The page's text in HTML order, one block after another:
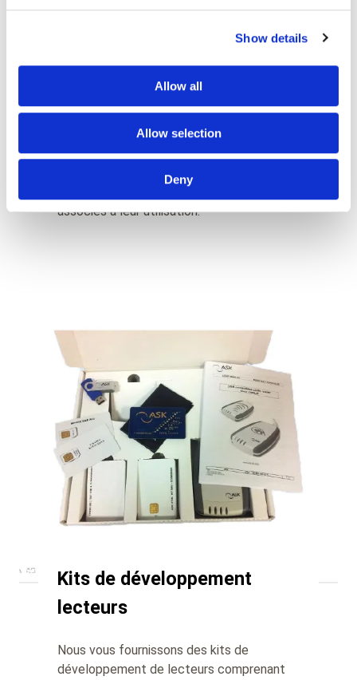
Show details
Allow all
Allow selection
Deny
Notre gamme de lecteurs a été conçue
pour répondre aux différents problèmes
associés à leur utilisation.
Kits de développement
lecteurs
Nous vous fournissons des kits de
développement de lecteurs comprenant